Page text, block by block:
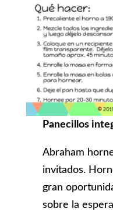
Panecillos
Abraham
invitados.
gran
sobre la